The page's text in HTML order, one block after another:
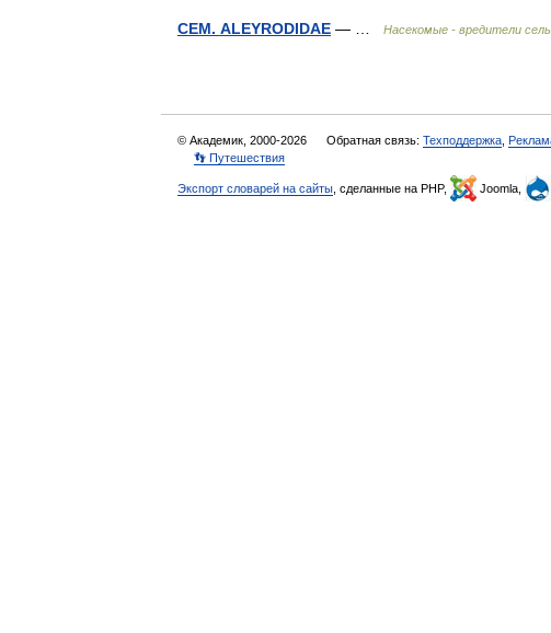
СЕМ. ALEYRODIDAE — … Насекомые - вредители
© Академик, 2000-2026 Обратная связь: Техподдержка
👣 Путешествия
Экспорт словарей на сайты , сделанные на PHP, Joomla,